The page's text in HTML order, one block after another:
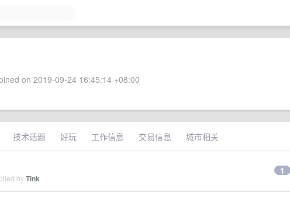
on 2019-09-24 16:45:14 +08:00
技术话题 好玩 工作信息 交易信息 城市相关
byTink
1